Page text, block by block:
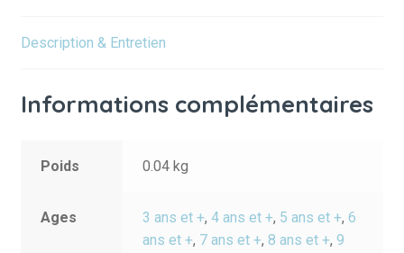
Description & Entretien
Informations complémentaires
Poids 0.04 kg
Ages 3 ans et +,4 ans et +, 5 ans et +,6
ans et +, 7 ans et +,8 ans et +,9